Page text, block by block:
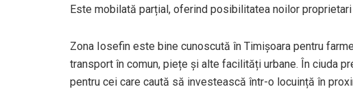
Este mobilată parțial, oferind posibilitatea noilor
Zona Iosefin este bine cunoscută în Timișoara pentru
transport în comun, piețe și alte facilități urbane. În ciuda
pentru cei care caută să investească într-o locuință în